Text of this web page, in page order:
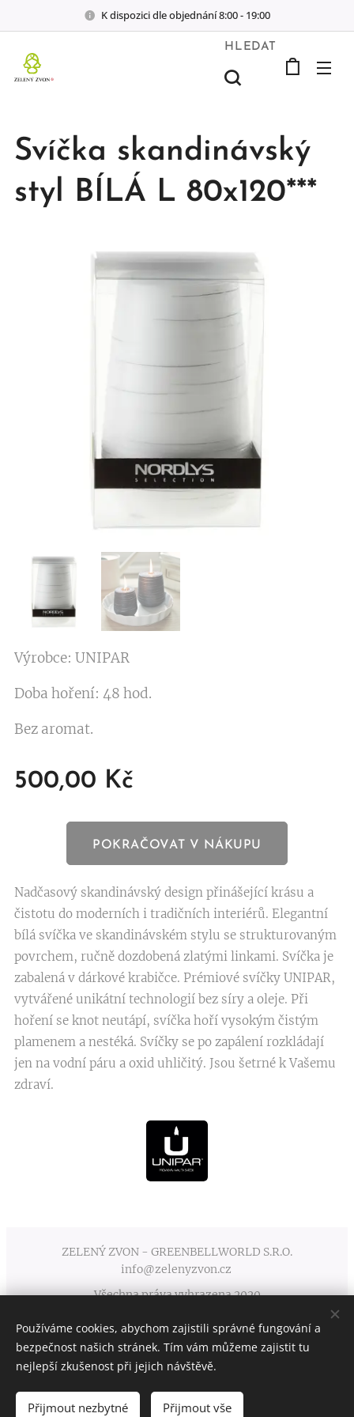
K dispozici dle objednání 8:00 - 19:00
HLEDAT
Svíčka skandinávský
styl BÍLÁ L 80x120***
Výrobce: UNIPAR
Doba hoření: 48 hod.
Bez aromat.
500,00 Kč
DO KOŠÍKU
POKRAČOVAT V NÁKUPU
Nadčasový skandinávský design přinášející krásu a
čistotu do moderních i tradičních interiérů. Elegantní
bílá svíčka ve skandinávském stylu se strukturovaným
povrchem, ručně dozdobená zlatými linkami. Svíčka je
zabalená v dárkové krabičce. Prémiové svíčky UNIPAR,
vytvářené unikátní technologií bez síry a oleje. Při
hoření se knot neutápí, svíčka hoří vysokým čistým
plamenem a nestéká. Svíčky se po zapálení rozkládají
jen na vodní páru a oxid uhličitý. Jsou šetrné k Vašemu
zdraví.
ZELENÝ ZVON - GREENBELLWORLD S.R.O.
info@zelenyzvon.cz
Všechna práva vyhrazena 2020
Obchodní podmínky Cookies
Používáme cookies, abychom zajistili správné fungování a
bezpečnost našich stránek. Tím vám můžeme zajistit tu
nejlepší zkušenost při jejich návštěvě.
Přijmout nezbytné Přijmout vše